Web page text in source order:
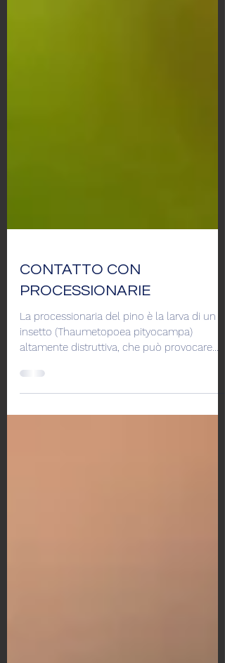
CONTATTO CON
PROCESSIONARIE
La processionaria del pino è la larva di un
altamente distruttiva, che può provocare
gravi danni da...